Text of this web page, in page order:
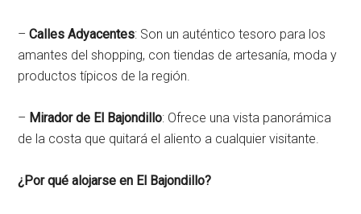
–Calles Adyacentes: Son un auténtico tesoro para los
amantes del shopping, con tiendas de artesanía, moda y
productos típicos de la región.
– Mirador de El Bajondillo: Ofrece una vista panorámica
de la costa que quitará el aliento a cualquier visitante.
¿Por qué alojarse en El Bajondillo?